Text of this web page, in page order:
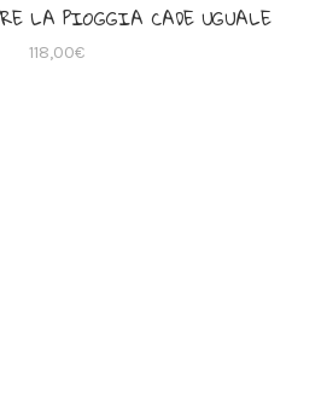
LA PIOGGIA CADE UGUALE
118,00€